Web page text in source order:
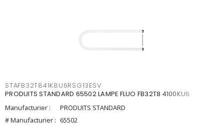
STAFB32T841K8U6RSG13ESV
PRODUITS STANDARD 65502 LAMPE FLUO FB32T8 4100KU6
Manufacturier :
PRODUITS STANDARD
# Manufacturier : 65502